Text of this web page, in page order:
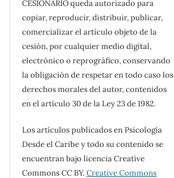
CESIONARIO queda autorizado para
copiar, reproducir, distribuir, publicar,
comercializar el artículo objeto de la
cesión, por cualquier medio digital,
electrónico o reprográfico, conservando
la obligación de respetar en todo caso los
derechos morales del autor, contenidos
en el artículo 30 de la Ley 23 de 1982.
Los artículos publicados en Psicología
Desde el Caribe y todo su contenido se
encuentran bajo licencia Creative
Commons CC BY.Creative Commons